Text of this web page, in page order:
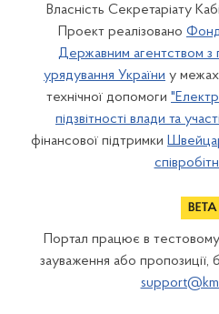
Власність Секретаріату
Проект реалізовано
Державним агентством з
урядування України у
технічної допомоги
підзвітності влади та
фінансової підтримки
Портал працює в
зауваження або пропозиції,